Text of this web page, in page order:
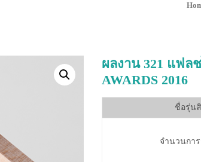
ผลงาน 321 แฟล
AWARDS 2016
ชื่อรุ่น
จำนวนกา